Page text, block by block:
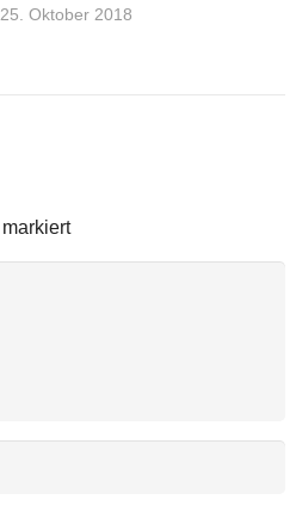
25. Oktober 2018
markiert